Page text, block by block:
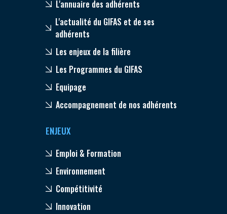
L'annuaire des adhérents
L'actualité du GIFAS et de ses
adhérents
Les enjeux de la filière
Les Programmes du GIFAS
Equipage
Accompagnement de nos adhérents
ENJEUX
Emploi & Formation
Environnement
Compétitivité
Innovation